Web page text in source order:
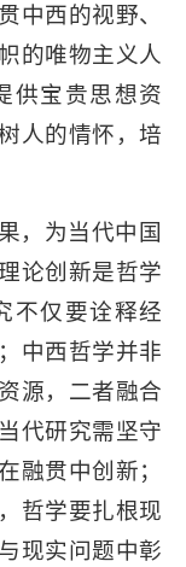
中西的视野、
的唯物主义人
供宝贵思想资
人的情怀，培
，为当代中国
论创新是哲学
不仅要诠释经
中西哲学并非
源，二者融合
代研究需坚守
融贯中创新；
哲学要扎根现
现实问题中彰